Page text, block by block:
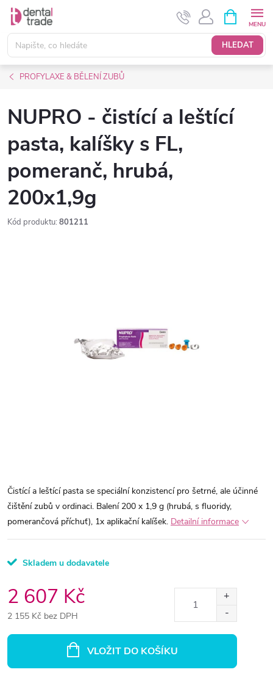
Přejít
obsah
HLEDAT
NÁKUPNÍ
KOŠÍK
PROFYLAXE & BĚLENÍ ZUBŮ
NUPRO - čistící a leštící
pasta, kalíšky s FL,
pomeranč, hrubá,
200x1,9g
Kód produktu: 801211
Čistící a leštící pasta se speciální konzistencí pro šetrné, ale účinné
čištění zubů v ordinaci. Balení 200 x 1,9 g (hrubá, s fluoridy,
pomerančová příchuť), 1x aplikační kalíšek. Detailní informace
Skladem u dodavatele
2 607 Kč
2 155 Kč bez DPH
VLOŽIT DO KOŠÍKU